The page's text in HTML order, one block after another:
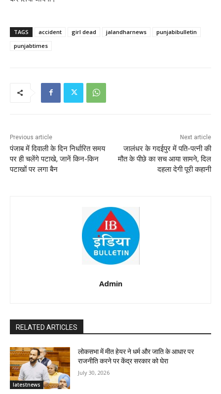
TAGS accident girl dead jalandharnews
punjabibulletin
punjabtimes
Previous article
पंजाब में दिवाली के दिन निर्धारित समय
पर ही चलेंगे पटाखे, जानें किन-किन
पटाखों पर लगा बैन
Next article
जालंधर के गदईपुर में पति-पत्नी की
मौत के पीछे का सच आया सामने, दिल
दहला देगी पूरी कहानी
Admin
RELATED ARTICLES
latestnews
लोकसभा में मीत हेयर ने धर्म और जाति के आधार पर
राजनीति करने पर केंद्र सरकार को घेरा
July 30, 2026